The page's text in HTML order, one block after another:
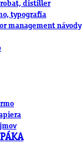
distiller
typografia
management návody